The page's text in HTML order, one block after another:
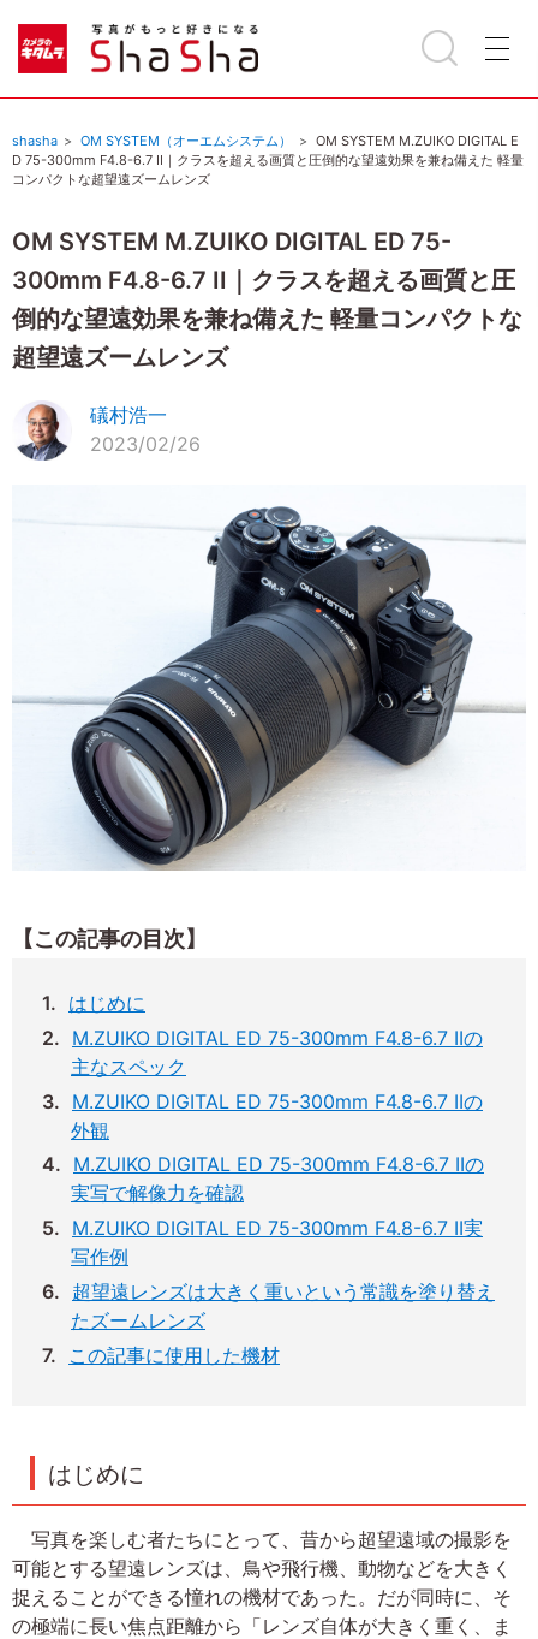
shasha OM SYSTEM（オーエムシステム）
OM SYSTEM M.ZUIKO DIGITAL E
D 75-300mm F4.8-6.7 II｜クラスを超える画質と圧倒的な望遠効果を兼ね備えた 軽量
コンパクトな超望遠ズームレンズ
OM SYSTEM M.ZUIKO DIGITAL ED 75-
300mm F4.8-6.7 II｜クラスを超える画質と圧
倒的な望遠効果を兼ね備えた 軽量コンパクトな
超望遠ズームレンズ
礒村浩一
2023/02/26
【この記事の目次】
はじめに
M.ZUIKO DIGITAL ED 75-300mm F4.8-6.7 IIの
主なスペック
M.ZUIKO DIGITAL ED 75-300mm F4.8-6.7 IIの
外観
M.ZUIKO DIGITAL ED 75-300mm F4.8-6.7 IIの
実写で解像力を確認
M.ZUIKO DIGITAL ED 75-300mm F4.8-6.7 II実
写作例
超望遠レンズは大きく重いという常識を塗り替え
たズームレンズ
この記事に使用した機材
はじめに
写真を楽しむ者たちにとって、昔から超望遠域の撮影を
可能とする望遠レンズは、鳥や飛行機、動物などを大きく
捉えることができる憧れの機材であった。だが同時に、そ
の極端に長い焦点距離から「レンズ自体が大きく重く、ま